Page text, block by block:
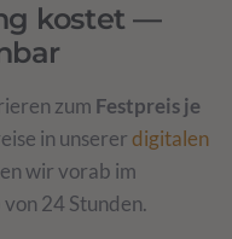
kostet —
zum Festpreis je
in unsererdigitalen
wir vorab im
24 Stunden.